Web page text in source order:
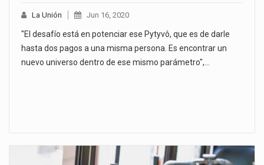
La Unión Jun 16, 2020
"El desafío está en potenciar ese Pytyvô, que es de darle
hasta dos pagos a una misma persona. Es encontrar un
nuevo universo dentro de ese mismo parámetro",…